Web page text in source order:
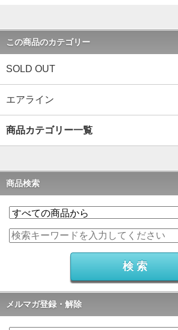
この商品のカテゴリー
SOLD OUT
エアライン
商品カテゴリー一覧
商品検索
メルマガ登録・解除